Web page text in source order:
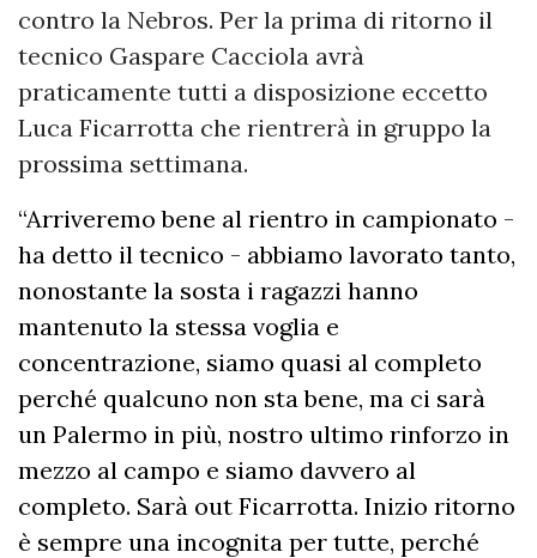
contro la Nebros. Per la prima di ritorno il
tecnico Gaspare Cacciola avrà
praticamente tutti a disposizione eccetto
Luca Ficarrotta che rientrerà in gruppo la
prossima settimana.
“Arriveremo bene al rientro in campionato -
ha detto il tecnico - abbiamo lavorato tanto,
nonostante la sosta i ragazzi hanno
mantenuto la stessa voglia e
concentrazione, siamo quasi al completo
perché qualcuno non sta bene, ma ci sarà
un Palermo in più, nostro ultimo rinforzo in
mezzo al campo e siamo davvero al
completo. Sarà out Ficarrotta. Inizio ritorno
è sempre una incognita per tutte, perché